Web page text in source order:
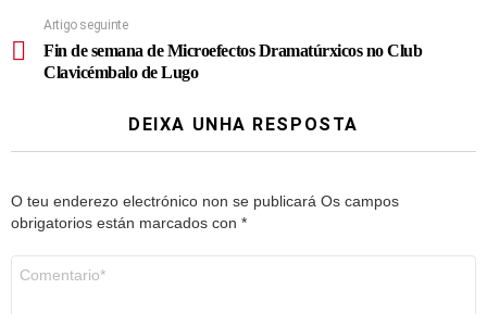
Artigo seguinte
Fin de semana de Microefectos Dramatúrxicos no Club
Clavicémbalo de Lugo
DEIXA UNHA RESPOSTA
O teu enderezo electrónico non se publicará Os campos
obrigatorios están marcados con *